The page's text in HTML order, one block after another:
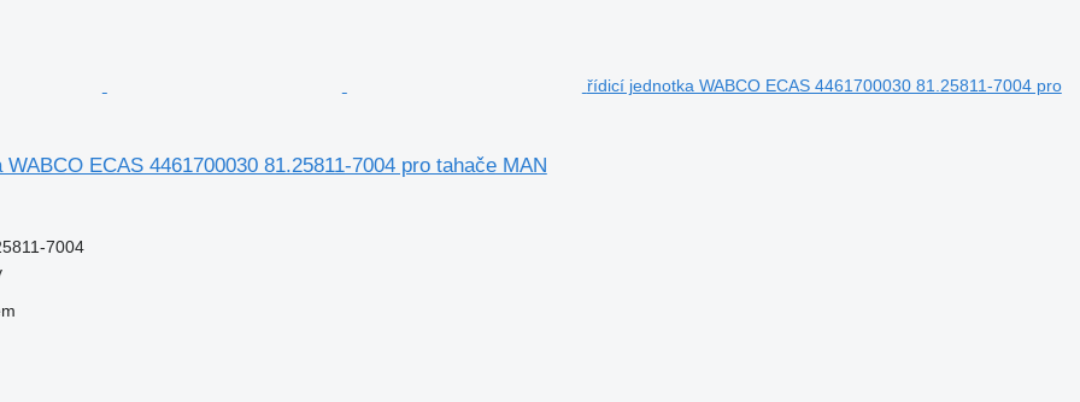
řídicí jednotka WABCO ECAS 4461700030 81.25811-7004 pro
ECAS 4461700030 81.25811-7004 pro tahače MAN
7004